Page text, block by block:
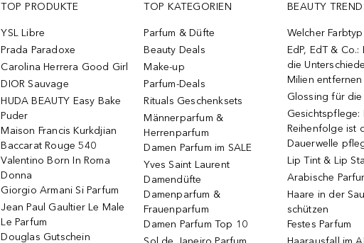
TOP PRODUKTE
YSL Libre
Prada Paradoxe
Carolina Herrera Good Girl
DIOR Sauvage
HUDA BEAUTY Easy Bake
Puder
Maison Francis Kurkdjian
Baccarat Rouge 540
Valentino Born In Roma
Donna
Giorgio Armani Si Parfum
Jean Paul Gaultier Le Male
Le Parfum
Douglas Gutschein
TOP KATEGORIEN
Parfum & Düfte
Beauty Deals
Make-up
Parfum-Deals
Rituals Geschenksets
Männerparfum &
Herrenparfum
Damen Parfum im SALE
Yves Saint Laurent
Damendüfte
Damenparfum &
Frauenparfum
Damen Parfum Top 10
BEAUTY
Welcher
EdP, EdT &
die
Milien entfernen
Glossing für die
Gesichtspflege:
Reihenfolge ist
Dauerwelle
Lip Tint & Lip
Arabische
Haare in der
schützen
Festes Parfum